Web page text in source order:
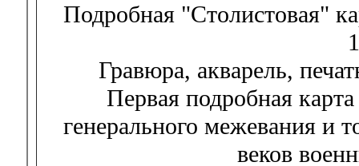
Подробная "Столистовая"
Гравюра, акварель,
Первая подробная
генерального межевания и
веков